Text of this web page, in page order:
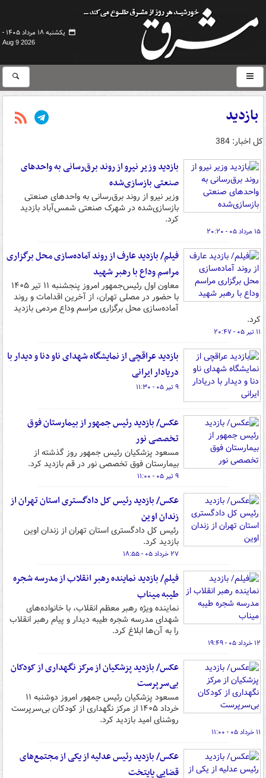
یکشنبه ۱۸ مرداد ۱۴۰۵ -
Aug 9 2026
بازدید
کل اخبار: 384
بازدید وزیر نیرو از روند برق‌رسانی به واحدهای
صنعتی بازسازی‌شده
وزیر نیرو از روند برق‌رسانی به واحدهای صنعتی
بازسازی‌شده در شهرک صنعتی شمس‌آباد بازدید
کرد.
۱۵ مرداد ۰۵ - ۲۰:۲۰
فیلم/ بازدید عارف از روند آماده‌سازی محل برگزاری
مراسم وداع با رهبر شهید
معاون اول رئیس‌جمهور امروز پنجشنبه ۱۱ تیر ۱۴۰۵
با حضور در مصلی تهران، از آخرین اقدامات و روند
آماده‌سازی محل برگزاری مراسم وداع مردمی بازدید
کرد.
۱۱ تیر ۰۵ - ۲۰:۴۷
بازدید عراقچی از نمایشگاه شهدای ناو دنا و دیدار با
دریادار ایرانی
۹ تیر ۰۵ - ۱۱:۳۰
عکس/ بازدید رئیس جمهور از بیمارستان فوق
تخصصی نور
مسعود پزشکیان رئیس جمهور روز گذشته از
بیمارستان فوق تخصصی نور در قم بازدید کرد.
۹ تیر ۰۵ - ۱۱:۰۰
عکس/ بازدید رئیس کل دادگستری استان تهران از
زندان اوین
رئیس کل دادگستری استان تهران از زندان اوین
بازدید کرد.
۲۷ خرداد ۰۵ - ۱۸:۵۵
فیلم/ بازدید نماینده رهبر انقلاب از مدرسه شجره
طیبه میناب
نماینده ویژه رهبر معظم انقلاب، با خانواده‌های
شهدای مدرسه شجره طیبه دیدار و پیام رهبر انقلاب
را به آن‌ها ابلاغ کرد.
۱۲ خرداد ۰۵ - ۱۹:۴۹
عکس/ بازدید پزشکیان از مرکز نگهداری از کودکان
بی‌سرپرست
مسعود پزشکیان رئیس جمهور امروز دوشنبه ۱۱
خرداد ۱۴۰۵ از مرکز نگهداری از کودکان بی‌سرپرست
روشنای امید بازدید کرد.
۱۱ خرداد ۰۵ - ۱۱:۰۰
عکس/ بازدید رئیس عدلیه از یکی از مجتمع‌های
قضایی پایتخت